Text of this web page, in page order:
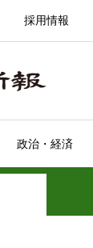
採用情報
政治・経済